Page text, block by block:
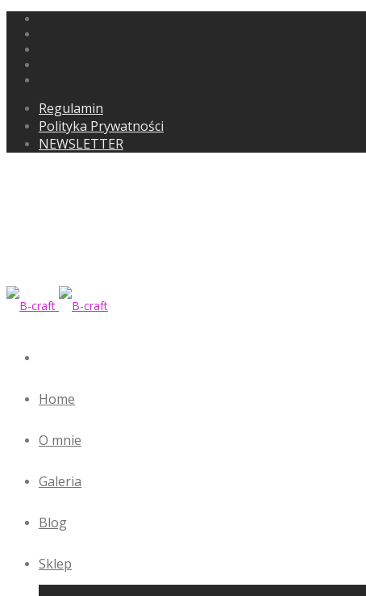
Regulamin
Polityka Prywatności
NEWSLETTER
Home
O mnie
Galeria
Blog
Sklep